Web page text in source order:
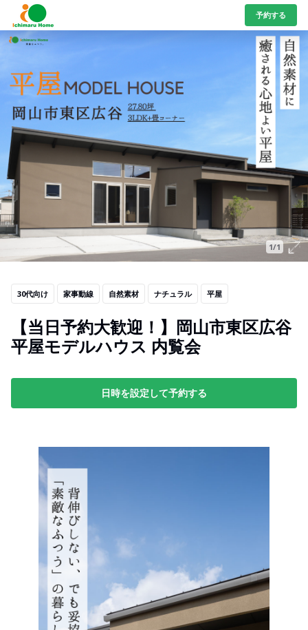
予約する
1/1
30代向け 家事動線 自然素材 ナチュラル 平屋
【当日予約大歓迎！】岡山市東区広谷
平屋モデルハウス 内覧会
日時を設定して予約する